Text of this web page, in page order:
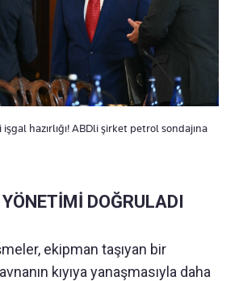
hazırlığı! ABDli şirket petrol sondajına
DOĞRULADI
ekipman taşıyan bir
kıyıya yanaşmasıyla daha